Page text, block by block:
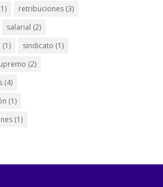
retribuciones (3)
salarial (2)
(1) sindicato (1)
(2)
(4)
(1)
(1)